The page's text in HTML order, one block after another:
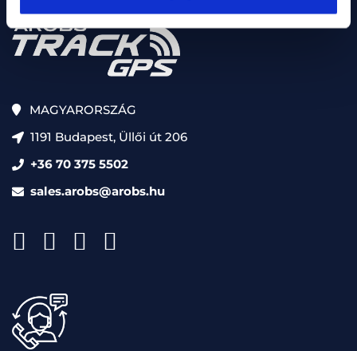
MAGYARORSZÁG
1191 Budapest, Üllői út 206
+36 70 375 5502
sales.arobs@arobs.hu